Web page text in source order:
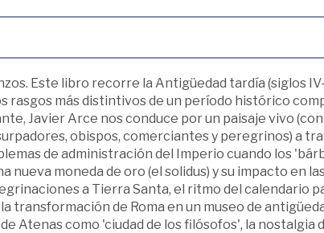
Este libro recorre la Antigüedad tardía (siglos IV-
rasgos más distintivos de un período histórico
Javier Arce nos conduce por un paisaje vivo
obispos, comerciantes y peregrinos) a
de administración del Imperio cuando los
nueva moneda de oro (el solidus) y su impacto en
a Tierra Santa, el ritmo del calendario
transformación de Roma en un museo de
Atenas como 'ciudad de los filósofos', la nostalgia